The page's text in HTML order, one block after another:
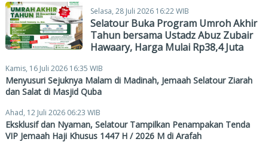
Selasa, 28 Juli 2026 16:22 WIB
Selatour Buka Program Umroh Akhir
Tahun bersama Ustadz Abuz Zubair
Hawaary, Harga Mulai Rp38,4 Juta
Kamis, 16 Juli 2026 16:35 WIB
Menyusuri Sejuknya Malam di Madinah, Jemaah Selatour Ziarah
dan Salat di Masjid Quba
Ahad, 12 Juli 2026 06:23 WIB
Eksklusif dan Nyaman, Selatour Tampilkan Penampakan Tenda
VIP Jemaah Haji Khusus 1447 H / 2026 M di Arafah